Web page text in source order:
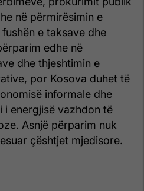
në përmirësimin e
e taksave dhe
edhe në
dhe thjeshtimin e
por Kosova duhet të
informale dhe
i energjisë vazhdon të
Asnjë përparim nuk
çështjet mjedisore.